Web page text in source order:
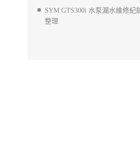
SYM GTS300i 水泵漏水維修紀
整理